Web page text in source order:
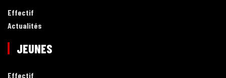
Effectif
Actualités
JEUNES
Effectif